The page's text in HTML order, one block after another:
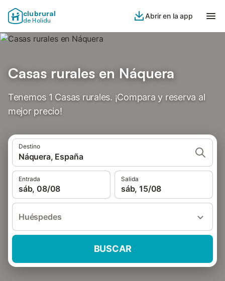
clubrural
de Holidu
Abrir en la app
Casas rurales en Náquera
Tenemos 1 Casas rurales. ¡Compara y reserva al
mejor precio!
Destino
Náquera, España
Entrada
sáb, 08/08
Salida
sáb, 15/08
Huéspedes
BUSCAR